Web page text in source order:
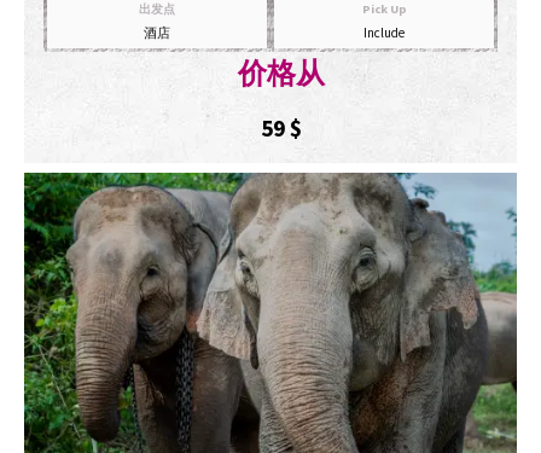
出发点
酒店
Pick Up
Include
价格从
59$